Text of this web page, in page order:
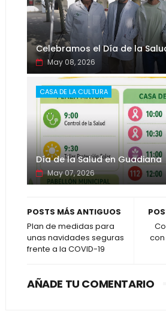
Celebramos el Día de la
May 08, 2026
CASA DE LA CULTURA
Día de la Salud en Guadiana
May 07, 2026
con
POSTS MÁS ANTIGUOS
Plan de medidas para
unas navidades seguras
frente a la COVID-19
AÑADE TU COMENTARIO